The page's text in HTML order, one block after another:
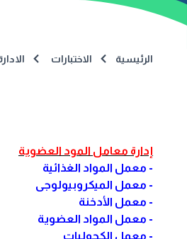
الرئيسية الاختبارات
إدارة معامل المود العضوية
- معمل المواد الغذائية
- معمل الميكروبيولوجى
- معمل الأدخنة
- معمل المواد العضوية
- معمل الكحوليات